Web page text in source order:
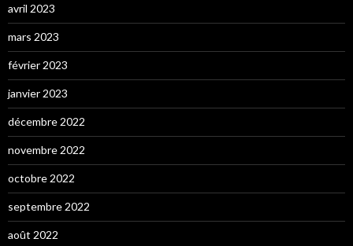
avril 2023
mars 2023
février 2023
janvier 2023
décembre 2022
novembre 2022
octobre 2022
septembre 2022
août 2022